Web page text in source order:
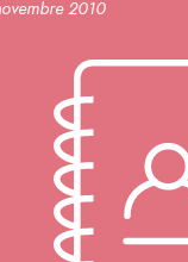
2010